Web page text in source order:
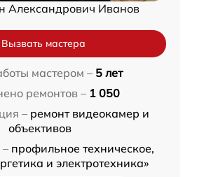
Александрович Иванов
Вызвать мастера
мастером – 5 лет
ремонтов – 1 050
– ремонт видеокамер и
объективов
профильное техническое,
и электротехника»